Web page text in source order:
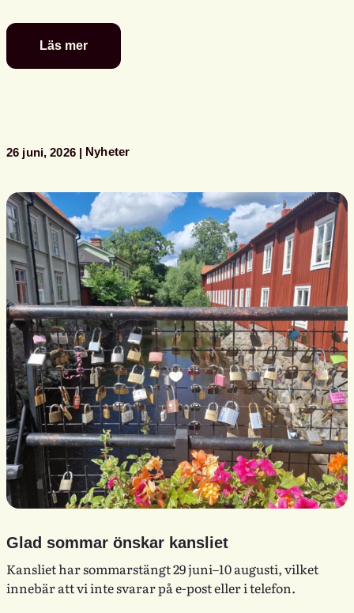
Läs mer
Se
Svensk
Almedalen
26 juni, 2026 Nyheter
Glad sommar önskar kansliet
Kansliet har sommarstängt 29 juni–10 augusti, vilket
innebär att vi inte svarar på e-post eller i telefon.